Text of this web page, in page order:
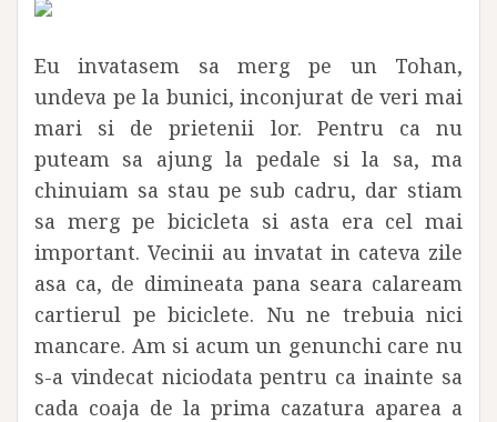
Eu invatasem sa merg pe un Tohan,
undeva pe la bunici, inconjurat de veri mai
mari si de prietenii lor. Pentru ca nu
puteam sa ajung la pedale si la sa, ma
chinuiam sa stau pe sub cadru, dar stiam
sa merg pe bicicleta si asta era cel mai
important. Vecinii au invatat in cateva zile
asa ca, de dimineata pana seara calaream
cartierul pe biciclete. Nu ne trebuia nici
mancare. Am si acum un genunchi care nu
s-a vindecat niciodata pentru ca inainte sa
cada coaja de la prima cazatura aparea a